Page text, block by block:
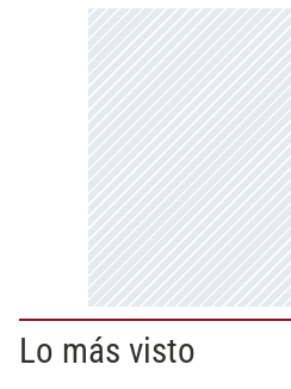
Lo más visto